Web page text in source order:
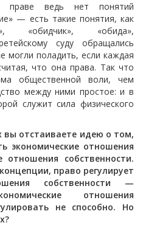
праве ведь нет понятий
— есть такие понятия, как
«обидчик», «обида»,
суду обращались
могли поладить, если каждая
что она права. Так что
общественной воли, чем
между ними простое: и в
служит сила физического
вы отстаиваете идею о том,
экономические отношения
отношения собственности.
право регулирует
собственности —
отношения
не способно. Но